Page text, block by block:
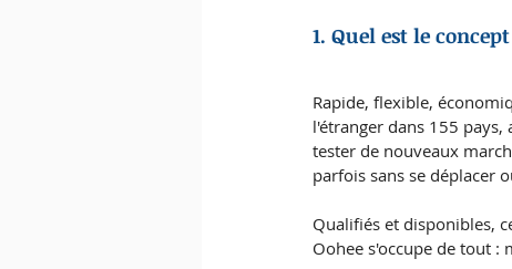
1. Quel est le concept
Rapide, flexible,
l'étranger dans 155
tester de nouveaux
parfois sans se déplacer
Qualifiés et disponibles,
Oohee s'occupe de tout :